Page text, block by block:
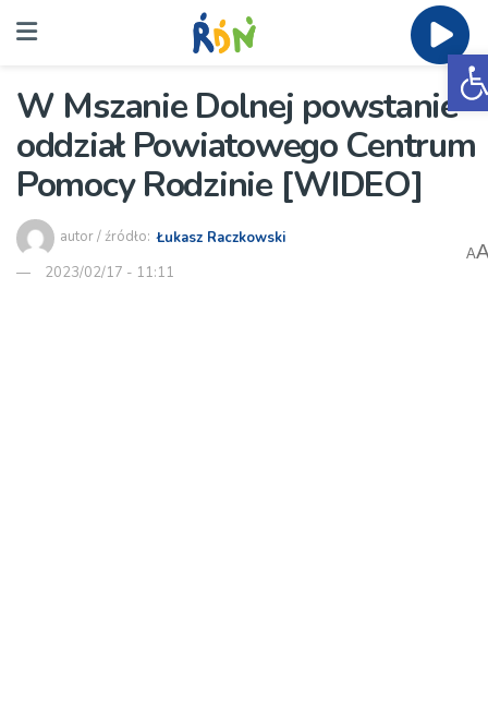
W Mszanie Dolnej powstanie
oddział Powiatowego Centrum
Pomocy Rodzinie [WIDEO]
autor / źródło: Łukasz Raczkowski
2023/02/17 - 11:11
A